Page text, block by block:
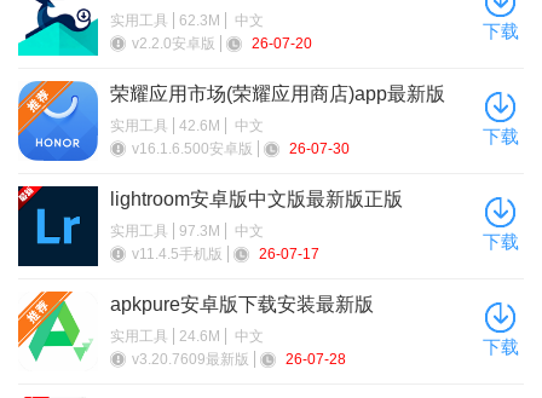
实用工具 62.3M
中文
v2.2.0安卓版
26-07-20
下载
荣耀应用市场(荣耀应用商店)app最新版
2026
实用工具 42.6M
中文
v16.1.6.500安卓版
26-07-30
下载
lightroom安卓版中文版最新版正版
实用工具 97.3M
中文
v11.4.5手机版
26-07-17
下载
apkpure安卓版下载安装最新版
实用工具 24.6M
中文
v3.20.7609最新版
26-07-28
下载